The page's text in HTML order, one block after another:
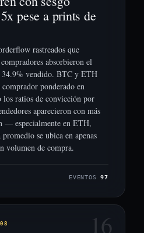
pese a prints de
rastreados que
absorbieron el
vendido. BTC y ETH
ponderado en
ratios de convicción por
aparecieron con más
— especialmente en ETH,
se ubica en apenas
volumen de compra.
EVENTOS97
16